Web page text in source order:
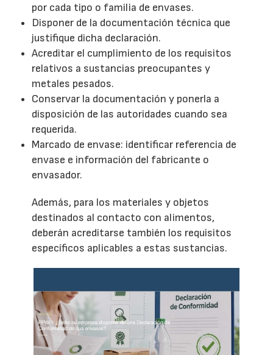
por cada tipo o familia de envases.
Disponer de la documentación técnica que
justifique dicha declaración.
Acreditar el cumplimiento de los requisitos
relativos a sustancias preocupantes y
metales pesados.
Conservar la documentación y ponerla a
disposición de las autoridades cuando sea
requerida.
Marcado de envase: identificar referencia de
envase e información del fabricante o
envasador.
Además, para los materiales y objetos
destinados al contacto con alimentos,
deberán acreditarse también los requisitos
específicos aplicables a estas sustancias.